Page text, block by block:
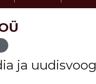
ja uudisvoog